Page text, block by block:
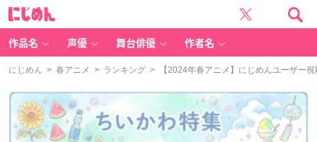
作品名 声優 舞台俳優 作者名
にじめん > 春アニメ > ランキング > 【2024年春アニメ】にじめんユーザー